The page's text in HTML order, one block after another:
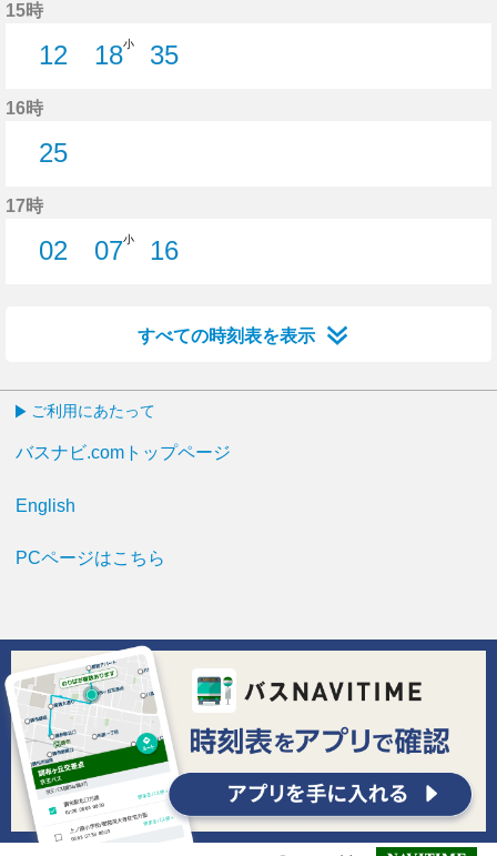
15時
12
18小
35
16時
25
17時
02
07小
16
すべての時刻表を表示
ご利用にあたって
バスナビ.comトップページ
English
PCページはこちら